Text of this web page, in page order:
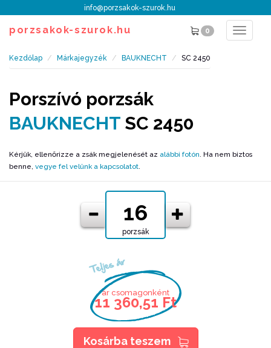
info@porzsakok-szurok.hu
porzsakok-szurok.hu 0
Toggle
Kezdőlap Márkajegyzék BAUKNECHT SC 2450
Porszívó porzsák
BAUKNECHT SC 2450
Kérjük, ellenőrizze a zsák megjelenését az alábbi fotón. Ha nem biztos
benne, vegye fel velünk a kapcsolatot.
porzsák
Teljes ár
ár csomagonként
11 360,51 Ft
Kosárba teszem